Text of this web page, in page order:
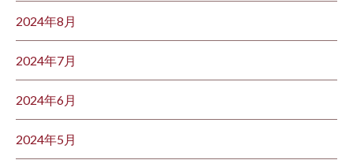
2024年8月
2024年7月
2024年6月
2024年5月